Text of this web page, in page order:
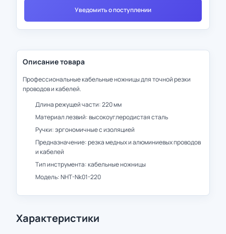
Уведомить о поступлении
Описание товара
Профессиональные кабельные ножницы для точной резки
проводов и кабелей.
Длина режущей части: 220 мм
Материал лезвий: высокоуглеродистая сталь
Ручки: эргономичные с изоляцией
Предназначение: резка медных и алюминиевых проводов
и кабелей
Тип инструмента: кабельные ножницы
Модель: NHT-Nk01-220
Характеристики